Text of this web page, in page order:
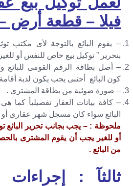
فيلا – قطعة أرض
– يقوم البائع بالتوجة لأى مكتب
بتحرير ” توكيل بيع خاص للنفس أو
– أصل بطاقة الرقم القومى للبائع
كون البائع أجنبى يجب يكون لدية
– صورة ضوئية من بطاقة المشترى .
– كافة بيانات العقار تفصيليأ كما
البائع سواء كان مسجل شهر عقارى
ملحوظة : – يجب بجانب تحرير البائع
أو للغير يجب أن يقوم المشترى
من البائع .
ثالثآ :